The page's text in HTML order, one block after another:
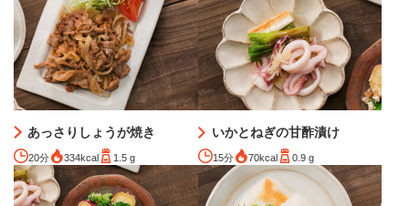
あっさりしょうが焼き
20分 334kcal 1.5 g
いかとねぎの甘酢漬け
15分 70kcal 0.9 g